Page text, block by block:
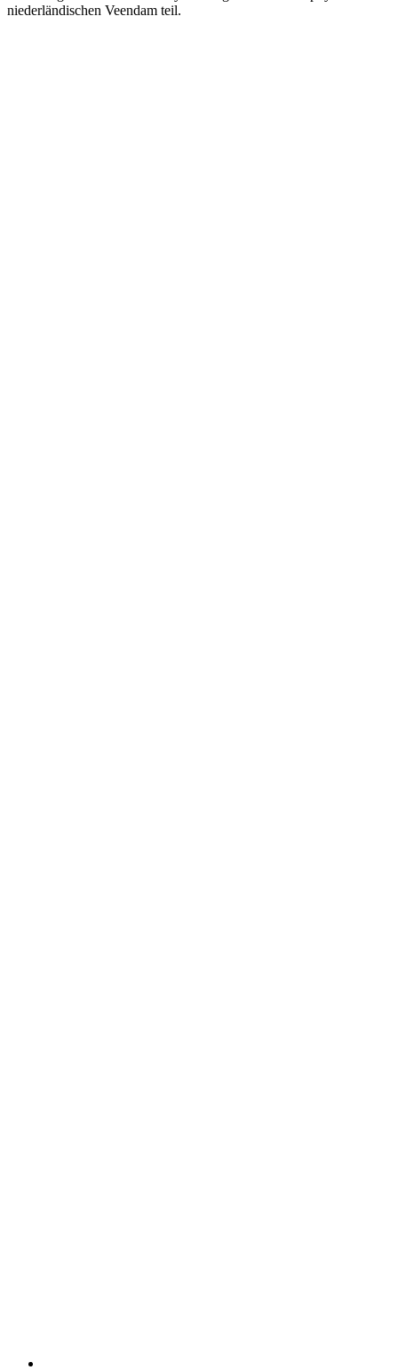
niederländischen Veendam teil.